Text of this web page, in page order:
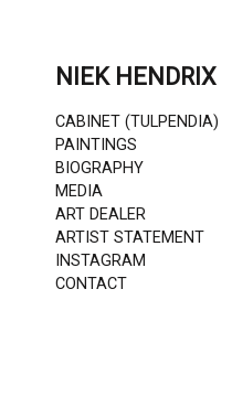
NIEK HENDRIX
CABINET (TULPENDIA)
PAINTINGS
BIOGRAPHY
MEDIA
ART DEALER
ARTIST STATEMENT
INSTAGRAM
CONTACT